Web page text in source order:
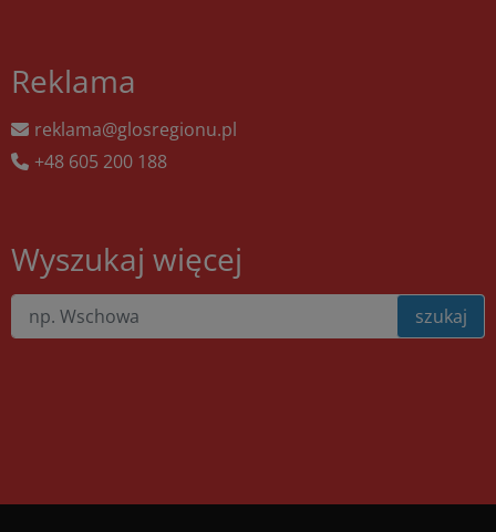
Reklama
reklama@glosregionu.pl
+48 605 200 188
Wyszukaj więcej
szukaj